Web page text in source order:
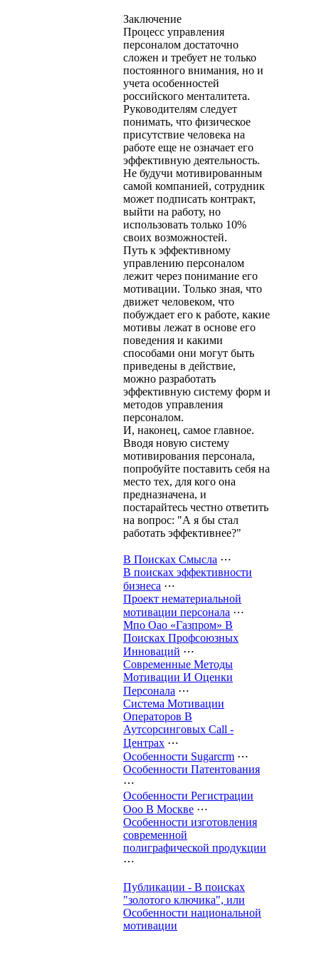
Заключение
Процесс управления
персоналом достаточно
сложен и требует не только
постоянного внимания, но и
учета особенностей
российского менталитета.
Руководителям следует
понимать, что физическое
присутствие человека на
работе еще не означает его
эффективную деятельность.
Не будучи мотивированным
самой компанией, сотрудник
может подписать контракт,
выйти на работу, но
использовать только 10%
своих возможностей.
Путь к эффективному
управлению персоналом
лежит через понимание его
мотивации. Только зная, что
движет человеком, что
побуждает его к работе, какие
мотивы лежат в основе его
поведения и какими
способами они могут быть
приведены в действие,
можно разработать
эффективную систему форм и
методов управления
персоналом.
И, наконец, самое главное.
Вводя новую систему
мотивирования персонала,
попробуйте поставить себя на
место тех, для кого она
предназначена, и
постарайтесь честно ответить
на вопрос: "А я бы стал
работать эффективнее?"
В Поисках Смысла ⋯
В поисках эффективности
бизнеса ⋯
Проект нематериальной
мотивации персонала ⋯
Мпо Оао «Газпром» В
Поисках Профсоюзных
Инноваций ⋯
Современные Методы
Мотивации И Оценки
Персонала ⋯
Система Мотивации
Операторов В
Аутсорсинговых Call -
Центрах ⋯
Особенности Sugarcrm ⋯
Особенности Патентования
⋯
Особенности Регистрации
Ооо В Москве ⋯
Особенности изготовления
современной
полиграфической продукции
⋯
Публикации - В поисках
"золотого ключика", или
Особенности национальной
мотивации